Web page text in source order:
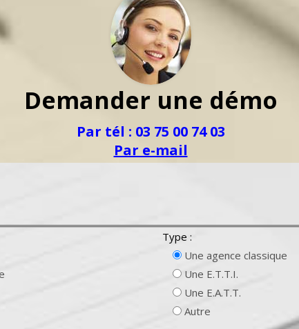
Demander une démo
Par tél : 03 75 00 74 03
Par e-mail
Type :
Une agence classique
Une E.T.T.I.
Une E.A.T.T.
Autre